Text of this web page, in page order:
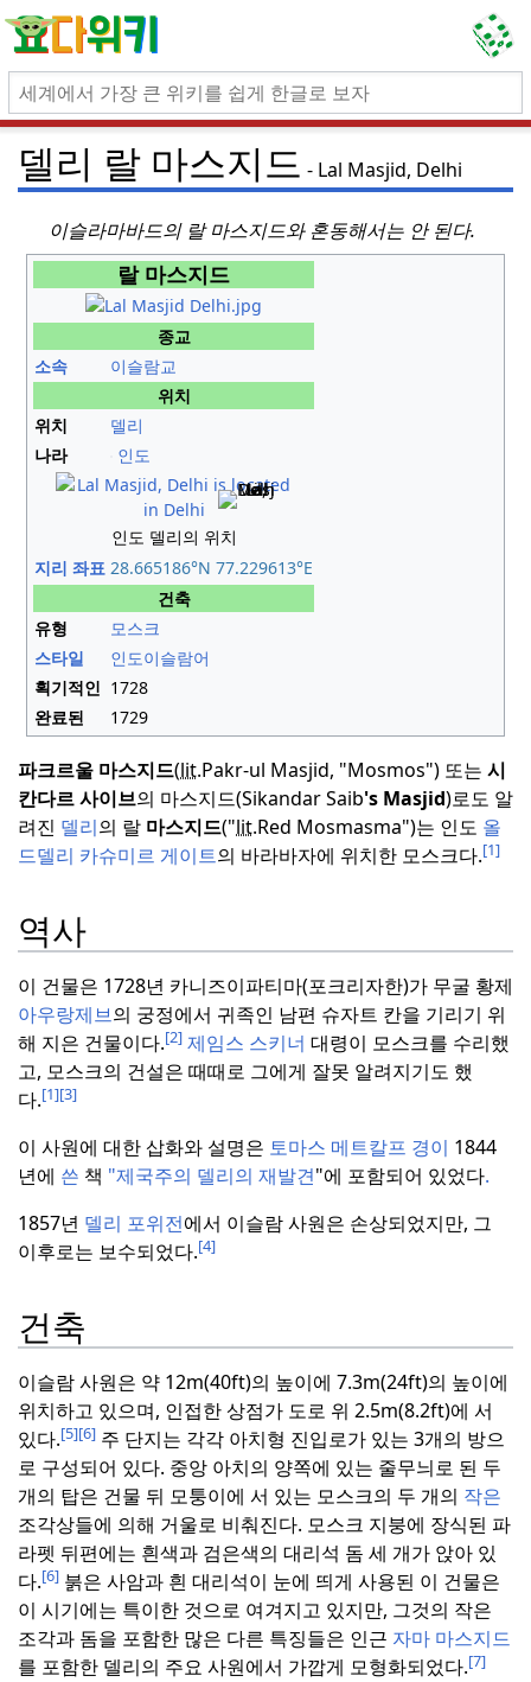
델리 랄 마스지드 Lal Masjid, Delhi
이슬라마바드의 랄 마스지드와 혼동해서는 안 된다.
랄 마스지드
종교
소속
이슬람교
위치
위치
델리
나라
인도
인도 델리의 위치
지리 좌표 28.665186°N 77.229613°E
건축
유형
모스크
스타일
인도이슬람어
획기적인 1728
완료된
1729
파크르울 마스지드(lit.Pakr-ul Masjid, "Mosmos") 또는 시
칸다르 사이브의 마스지드(Sikandar Saib's Masjid)로도 알
려진 델리의 랄 마스지드("lit.Red Mosmasma")는 인도 올
드델리 카슈미르 게이트의 바라바자에 위치한 모스크다.[1]
역사
이 건물은 1728년 카니즈이파티마(포크리자한)가 무굴 황제
아우랑제브의 궁정에서 귀족인 남편 슈자트 칸을 기리기 위
해 지은 건물이다.[2] 제임스 스키너 대령이 모스크를 수리했
고, 모스크의 건설은 때때로 그에게 잘못 알려지기도 했
다.[1][3]
이 사원에 대한 삽화와 설명은 토마스 메트칼프 경이 1844
년에 쓴 책 "제국주의 델리의 재발견"에 포함되어 있었다.
1857년 델리 포위전에서 이슬람 사원은 손상되었지만, 그
이후로는 보수되었다.[4]
건축
이슬람 사원은 약 12m(40ft)의 높이에 7.3m(24ft)의 높이에
위치하고 있으며, 인접한 상점가 도로 위 2.5m(8.2ft)에 서
있다.[5][6] 주 단지는 각각 아치형 진입로가 있는 3개의 방으
로 구성되어 있다. 중앙 아치의 양쪽에 있는 줄무늬로 된 두
개의 탑은 건물 뒤 모퉁이에 서 있는 모스크의 두 개의 작은
조각상들에 의해 거울로 비춰진다. 모스크 지붕에 장식된 파
라펫 뒤편에는 흰색과 검은색의 대리석 돔 세 개가 앉아 있
다.[6] 붉은 사암과 흰 대리석이 눈에 띄게 사용된 이 건물은
이 시기에는 특이한 것으로 여겨지고 있지만, 그것의 작은
조각과 돔을 포함한 많은 다른 특징들은 인근 자마 마스지드
를 포함한 델리의 주요 사원에서 가깝게 모형화되었다.[7]